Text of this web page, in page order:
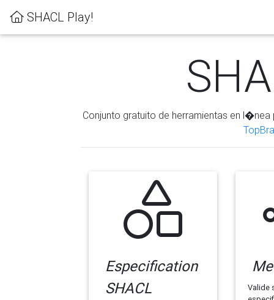
SHACL Play!
Conjunto gratuito de herramientas en
Especification
SHACL
Valide